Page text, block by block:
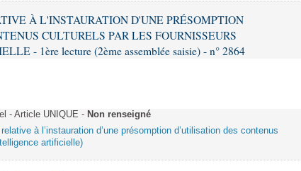
À L'INSTAURATION D'UNE PRÉSOMPTION
CULTURELS PAR LES FOURNISSEURS
- 1ère lecture (2ème assemblée saisie) - n° 2864
- Article UNIQUE - Non renseigné
à l’instauration d’une présomption d’utilisation des contenus
artificielle)